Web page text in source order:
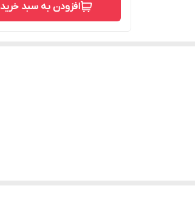
افزودن به سبد خرید